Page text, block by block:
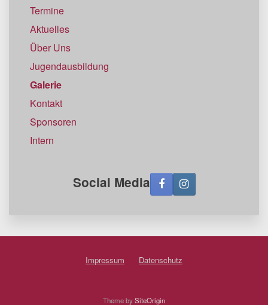
Termine
Aktuelles
Über Uns
Jugendausbildung
Galerie
Kontakt
Sponsoren
Intern
Social Media
Impressum Datenschutz
Theme bySiteOrigin